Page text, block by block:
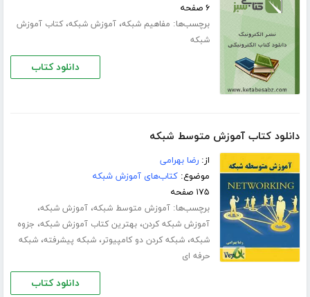
۶ صفحه
برچسب‌ها: مفاهیم شبکه،آموزش شبکه،کتاب آموزش
شبکه
دانلود کتاب
دانلود کتاب آموزش متوسط شبکه
از:رضا بهرامی
موضوع:کتاب‌های آموزش شبکه
۱۷۵ صفحه
برچسب‌ها:آموزش متوسط شبکه،آموزش شبکه،
آموزش شبکه کردن،بهترین کتاب آموزش شبکه، جزوه
شبکه،شبکه کردن دو کامپیوتر،شبکه پیشرفته،شبکه
حرفه ای
دانلود کتاب